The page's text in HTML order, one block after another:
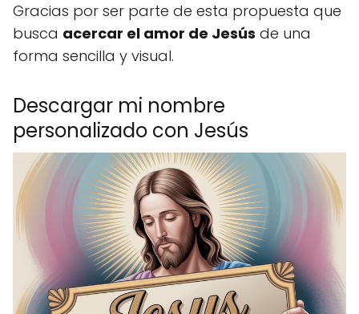
Gracias por ser parte de esta propuesta que
busca acercar el amor de Jesús de una
forma sencilla y visual.
Descargar mi nombre
personalizado con Jesús